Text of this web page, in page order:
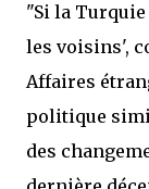
"Si la
les voisins',
Affaires
politique
des